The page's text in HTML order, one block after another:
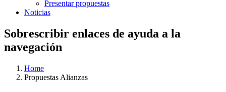
Presentar propuestas
Noticias
Sobrescribir enlaces de ayuda a la
navegación
Home
Propuestas Alianzas